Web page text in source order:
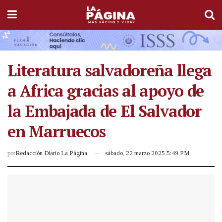
Literatura salvadoreña llega
a Africa gracias al apoyo de
la Embajada de El Salvador
en Marruecos
porRedacción Diario La Página sábado, 22 marzo 2025 5:49 PM